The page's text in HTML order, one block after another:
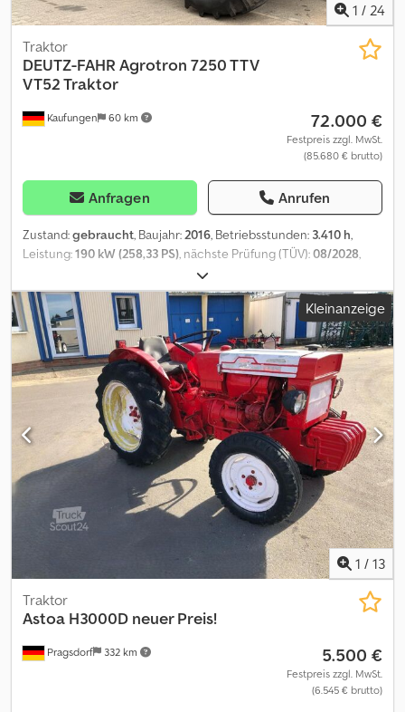
1 / 24
Kaufungen 60 km
Traktor
DEUTZ-FAHR Agrotron 7250 TTV
VT52 Traktor
72.000 €
Festpreis zzgl. MwSt.
(85.680 € brutto)
Anfragen Anrufen
Zustand:gebraucht, Baujahr:2016, Betriebsstunden: 3.410 h,
Leistung:190 kW (258,33 PS), nächste Prüfung (TÜV):08/2028,
Allradantrieb, Klimaanlage
FG50320 Ab sofort zur Verfügung auf unserem Hof in Kaufungen
Mehr INFO unter: * Golec Nutzfahrzeuge GmbH (Deutsch,
English, Bulgarisch, Russisch) * Viktoria Sologubova (Polnisch,
Russisch, Ukrainisch, English) Dcjdpfxoytllds Ag Uok Noch nie
zugelassen worden Finanzierungsbeispiel: * Interne Nummer:
Traktor * Kaufpreis: 72.000,00 ¤ * Anzahlung: 10%
* Laufzeit: 60 * Monatliche Rate: 1.100,02 ¤ Restwert:
14.380,00 ¤ Wenn das Angebot Ihnen zusagt oder dieses nach
Ihren Bedürfnissen anpassen wollen, kontaktieren Sie uns unter
Hr. Enchev). Wir freuen uns auf Ihren Anruf Irrtümer vorbehalten
Gerne nehmen wir Ihr gebrauchtes Fahrzeug in Zahlung.
Finanzierung direkt bei uns im Hause möglich. GOLEC
NUTZFAHRZEUGE GMBH Wir sprechen: Deutsch, English, Spanish,
Polnisch, Ukrainisch, Russisch, Bulgarisch. ----.
Kleinanzeige
1 / 13
Pragsdorf 332 km
Traktor
Astoa H3000D neuer Preis!
5.500 €
Festpreis zzgl. MwSt.
(6.545 € brutto)